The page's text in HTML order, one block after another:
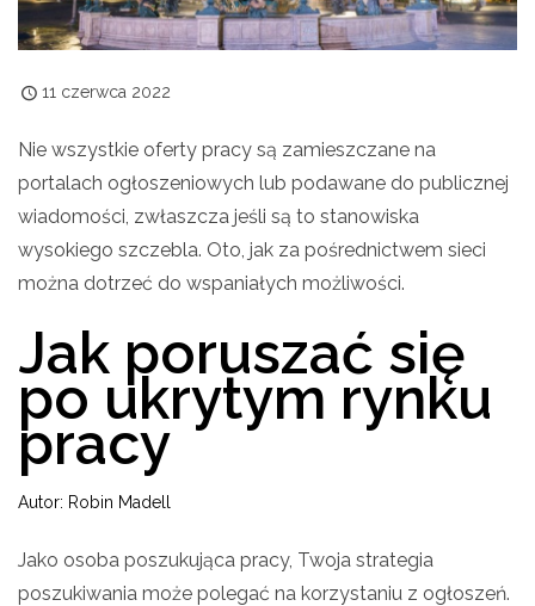
11 czerwca 2022
Nie wszystkie oferty pracy są zamieszczane na
portalach ogłoszeniowych lub podawane do publicznej
wiadomości, zwłaszcza jeśli są to stanowiska
wysokiego szczebla. Oto, jak za pośrednictwem sieci
można dotrzeć do wspaniałych możliwości.
Jak poruszać się
po ukrytym rynku
pracy
Autor: Robin Madell
Jako osoba poszukująca pracy, Twoja strategia
poszukiwania może polegać na korzystaniu z ogłoszeń.